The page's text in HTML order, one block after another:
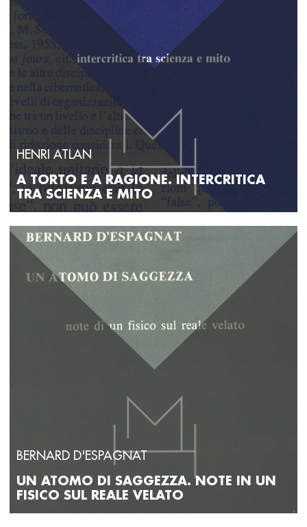
HENRI ATLAN
A TORTO E A RAGIONE. INTERCRITICA
TRA SCIENZA E MITO
BERNARD D'ESPAGNAT
UN ATOMO DI SAGGEZZA. NOTE IN UN
FISICO SUL REALE VELATO